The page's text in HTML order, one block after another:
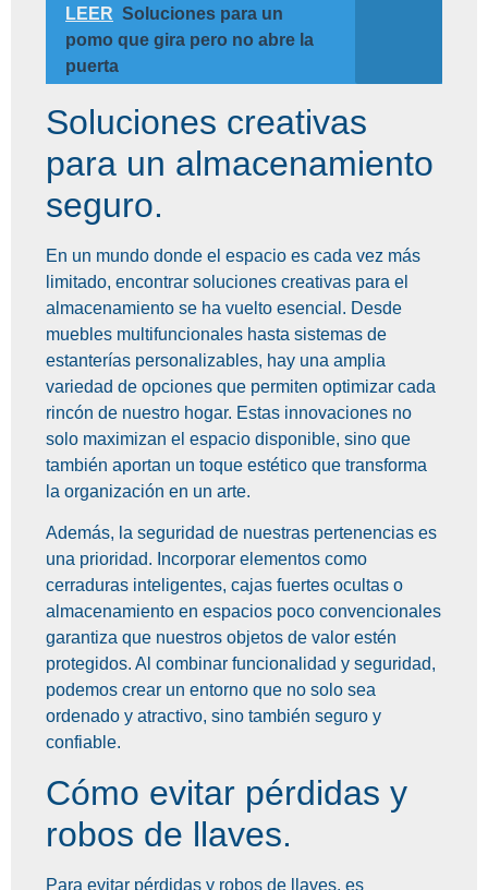
LEER Soluciones para un
pomo que gira pero no abre la
puerta
Soluciones creativas
para un almacenamiento
seguro.
En un mundo donde el espacio es cada vez más
limitado, encontrar soluciones creativas para el
almacenamiento se ha vuelto esencial. Desde
muebles multifuncionales hasta sistemas de
estanterías personalizables, hay una amplia
variedad de opciones que permiten optimizar cada
rincón de nuestro hogar. Estas innovaciones no
solo maximizan el espacio disponible, sino que
también aportan un toque estético que transforma
la organización en un arte.
Además, la seguridad de nuestras pertenencias es
una prioridad. Incorporar elementos como
cerraduras inteligentes, cajas fuertes ocultas o
almacenamiento en espacios poco convencionales
garantiza que nuestros objetos de valor estén
protegidos. Al combinar funcionalidad y seguridad,
podemos crear un entorno que no solo sea
ordenado y atractivo, sino también seguro y
confiable.
Cómo evitar pérdidas y
robos de llaves.
Para evitar pérdidas y robos de llaves, es